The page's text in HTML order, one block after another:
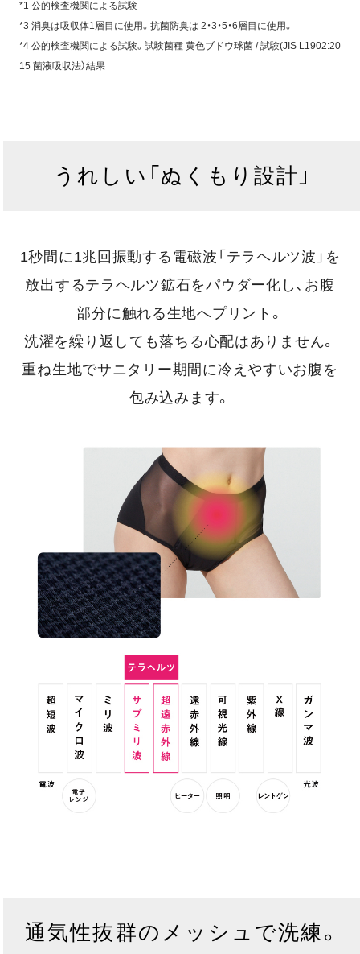
*1 公的検査機関による試験
*3 消臭は吸収体1層目に使用。抗菌防臭は 2・3・5・6層目に使用。
*4 公的検査機関による試験。試験菌種 黄色ブドウ球菌 / 試験(JIS L1902:20
15 菌液吸収法）結果
うれしい「ぬくもり設計」
1秒間に1兆回振動する電磁波「テラヘルツ波」を
放出するテラヘルツ鉱石をパウダー化し、お腹
部分に触れる生地へプリント。
洗濯を繰り返しても落ちる心配はありません。
重ね生地でサニタリー期間に冷えやすいお腹を
包み込みます。
通気性抜群のメッシュで洗練。